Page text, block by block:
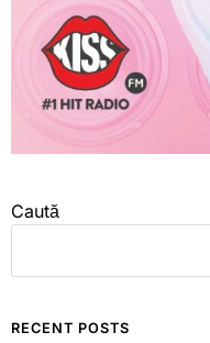
Caută
RECENT POSTS